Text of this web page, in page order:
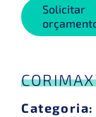
Solicitar
Categoria: